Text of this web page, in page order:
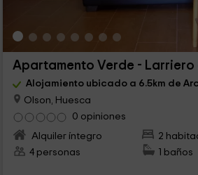
Apartamento Verde - Larriero
Alojamiento ubicado a 6.5km de
Olson, Huesca
0 opiniones
Alquiler íntegro
2
4 personas
1 baños